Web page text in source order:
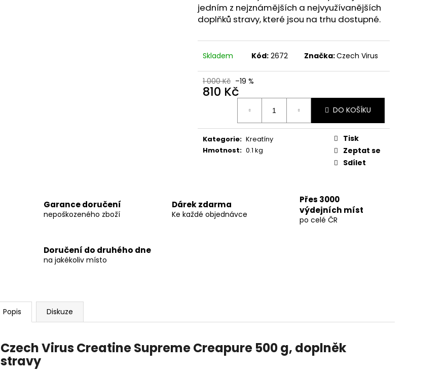
jedním z nejznámějších a nejvyužívanějších
doplňků stravy, které jsou na trhu dostupné.
Skladem Kód: 2672 Značka:Czech Virus
1 000 Kč –19 %
810 Kč
DO KOŠÍKU
Kategorie: Kreatíny
Hmotnost: 0.1 kg
Tisk
Zeptat se
Sdílet
Garance doručení
nepoškozeného zboží
Dárek zdarma
Ke každé objednávce
Přes 3000
výdejních míst
po celé ČR
Doručení do druhého dne
na jakékoliv místo
Popis Diskuze
Czech Virus Creatine Supreme Creapure 500 g, doplněk
stravy
DARK LABS MK 677 60 KAPSLÍ
1 490 Kč